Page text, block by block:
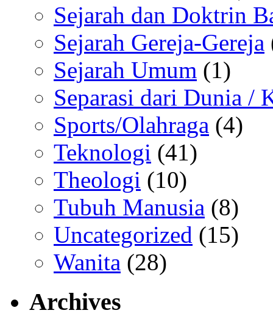
Sejarah dan Doktrin
Sejarah Gereja-Gereja
Sejarah Umum (1)
Separasi dari Dunia /
Sports/Olahraga (4)
Teknologi (41)
Theologi (10)
Tubuh Manusia (8)
Uncategorized (15)
Wanita (28)
Archives